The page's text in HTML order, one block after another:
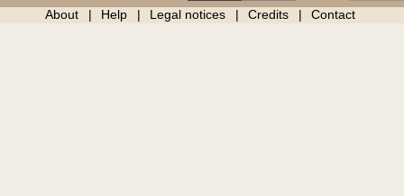
About Help Legal notices Credits Contact